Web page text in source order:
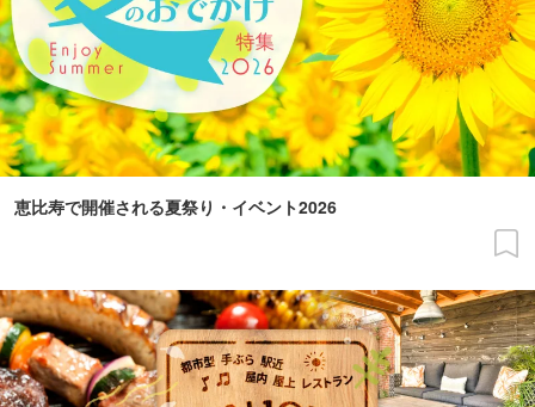
恵比寿で開催される夏祭り・イベント2026